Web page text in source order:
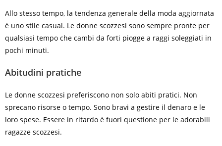
Allo stesso tempo, la tendenza generale della moda aggiornata
è uno stile casual. Le donne scozzesi sono sempre pronte per
qualsiasi tempo che cambi da forti piogge a raggi soleggiati in
pochi minuti.
Abitudini pratiche
Le donne scozzesi preferiscono non solo abiti pratici. Non
sprecano risorse o tempo. Sono bravi a gestire il denaro e le
loro spese. Essere in ritardo è fuori questione per le adorabili
ragazze scozzesi.